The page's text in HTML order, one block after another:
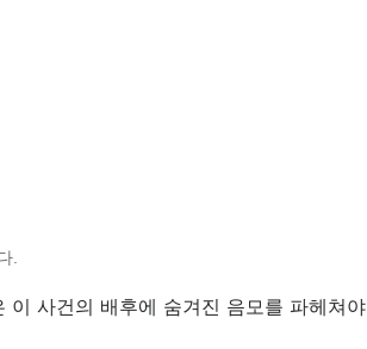
.
사건의 배후에 숨겨진 음모를 파헤쳐